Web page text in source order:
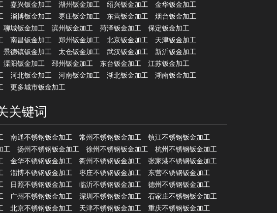
嘉兴钣金加工 湖州钣金加工 绍兴钣金加工
金华钣金加工
淄博钣金加工 枣庄钣金加工 东营钣金加工
烟台钣金加工
聊城钣金加工 滨州钣金加工 菏泽钣金加工
保定钣金加工
南昌钣金加工 郑州钣金加工 北京钣金加工
天津钣金加工
景德镇钣金加工 太仓钣金加工 武汉钣金加工
新沂钣金加工
溧阳钣金加工 邳州钣金加工 东台钣金加工
江苏钣金加工
河北钣金加工 河南钣金加工 湖北钣金加工
湖南钣金加工
更多城市钣金加工
关键词
南通不锈钢钣金加工 常州不锈钢钣金加工
镇江不锈钢钣金加工
工 扬州不锈钢钣金加工 徐州不锈钢钣金加工
杭州不锈钢钣金加工
金华不锈钢钣金加工 衢州不锈钢钣金加工
张家港不锈钢钣金加工
淄博不锈钢钣金加工 枣庄不锈钢钣金加工
东营不锈钢钣金加工
日照不锈钢钣金加工 临沂不锈钢钣金加工
德州不锈钢钣金加工
广州不锈钢钣金加工 深圳不锈钢钣金加工
石家庄不锈钢钣金加工
北京不锈钢钣金加工 天津不锈钢钣金加工
重庆不锈钢钣金加工